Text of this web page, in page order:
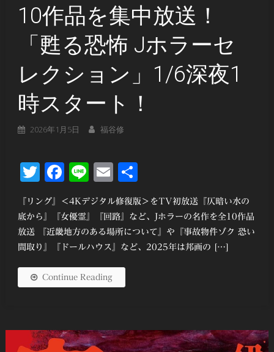
10作品を集中放送！
「甦る恐怖 Jホラーセ
レクション」1/6深夜1
時スタート！
2026年1月5日 福谷修
Twitter
Facebook
LineEmail
『リング』＜4Kデジタル修復版＞をTV初放送『仄暗い水の
底から』『女優霊』『回路』など、Jホラーの名作を全10作品
放送 『近畿地方のある場所について』や『事故物件ゾク 恐い
間取り』『ドールハウス』など、2025年は邦画の […]
Continue Reading